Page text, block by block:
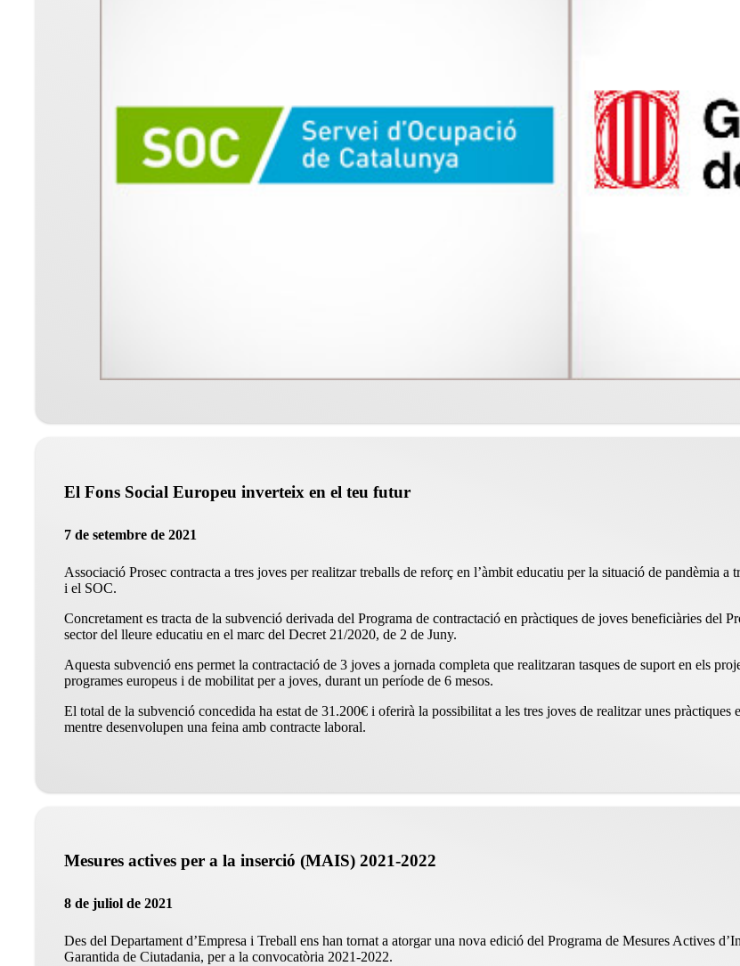
El Fons Social Europeu inverteix en el teu futur
7 de setembre de 2021
Associació Prosec contracta a tres joves per realitzar treballs de reforç en l’àmbit educatiu per la situació de pandèmia a
i el SOC.
Concretament es tracta de la subvenció derivada del Programa de contractació en pràctiques de joves beneficiàries del
sector del lleure educatiu en el marc del Decret 21/2020, de 2 de Juny.
Aquesta subvenció ens permet la contractació de 3 joves a jornada completa que realitzaran tasques de suport en els
programes europeus i de mobilitat per a joves, durant un període de 6 mesos.
El total de la subvenció concedida ha estat de 31.200€ i oferirà la possibilitat a les tres joves de realitzar unes pràctiques
mentre desenvolupen una feina amb contracte laboral.
Mesures actives per a la inserció (MAIS) 2021-2022
8 de juliol de 2021
Des del Departament d’Empresa i Treball ens han tornat a atorgar una nova edició del Programa de Mesures Actives
Garantida de Ciutadania, per a la convocatòria 2021-2022.